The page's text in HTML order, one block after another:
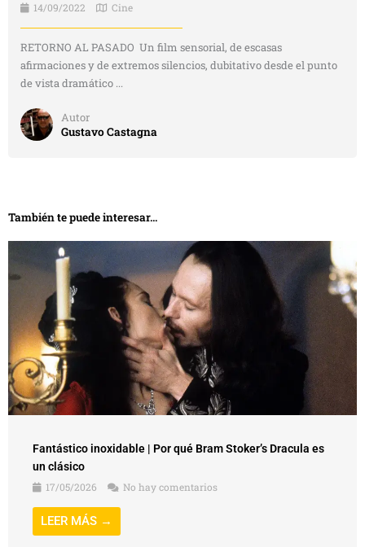
14/09/2022 Cine
RETORNO AL PASADO Un film sensorial, de escasas
afirmaciones y de extremos silencios, dubitativo desde el punto
de vista dramático ...
Autor
Gustavo Castagna
También te puede interesar...
Fantástico inoxidable | Por qué Bram Stoker’s Dracula es
un clásico
17/05/2026
No hay comentarios
LEER MÁS →